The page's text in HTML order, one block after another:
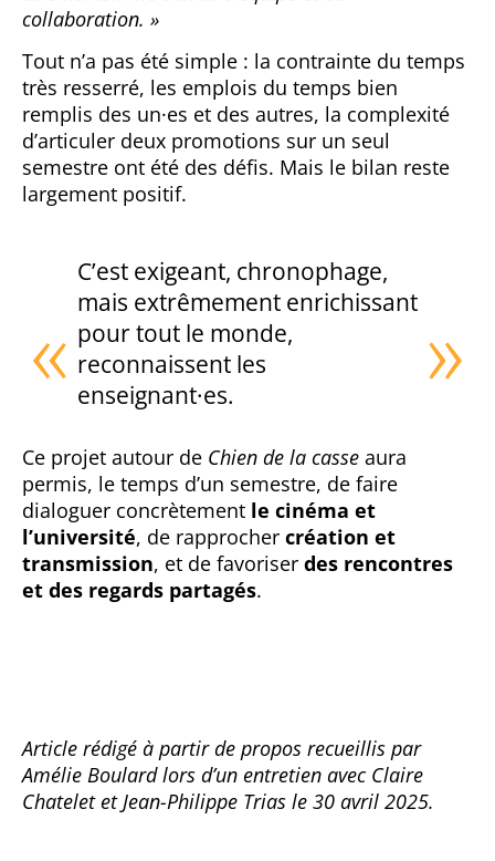
collaboration. »
Tout n’a pas été simple : la contrainte du temps
très resserré, les emplois du temps bien
remplis des un·es et des autres, la complexité
d’articuler deux promotions sur un seul
semestre ont été des défis. Mais le bilan reste
largement positif.
C’est exigeant, chronophage,
mais extrêmement enrichissant
pour tout le monde,
reconnaissent les
enseignant·es.
Ce projet autour de Chien de la casse aura
permis, le temps d’un semestre, de faire
dialoguer concrètement le cinéma et
l’université, de rapprocher création et
transmission, et de favoriser des rencontres
et des regards partagés.
Article rédigé à partir de propos recueillis par
Amélie Boulard lors d’un entretien avec Claire
Chatelet et Jean-Philippe Trias le 30 avril 2025.